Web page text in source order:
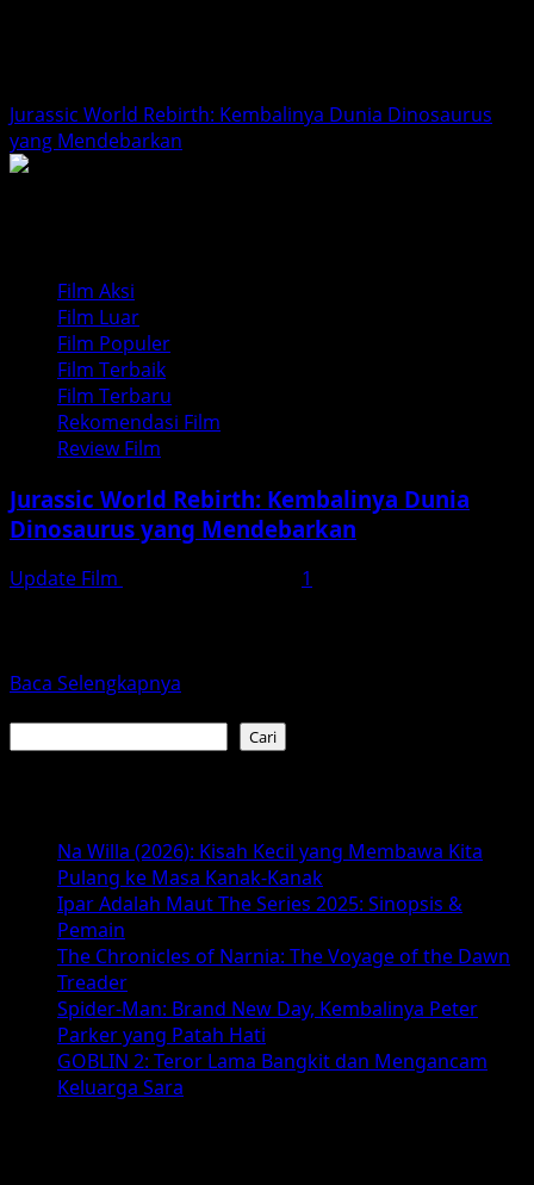
Jurassic World Rebirth: Kembalinya Dunia Dinosaurus
yang Mendebarkan
Film Aksi
Film Luar
Film Populer
Film Terbaik
Film Terbaru
Rekomendasi Film
Review Film
Jurassic World Rebirth: Kembalinya Dunia
Dinosaurus yang Mendebarkan
Update Film
1
Baca Selengkapnya
Kembalinya
Dunia
Dinosaurus
yang
Mendebarkan
Cari
Na Willa (2026): Kisah Kecil yang Membawa Kita
Pulang ke Masa Kanak-Kanak
Ipar Adalah Maut The Series 2025: Sinopsis &
Pemain
The Chronicles of Narnia: The Voyage of the Dawn
Treader
Spider-Man: Brand New Day, Kembalinya Peter
Parker yang Patah Hati
GOBLIN 2: Teror Lama Bangkit dan Mengancam
Keluarga Sara